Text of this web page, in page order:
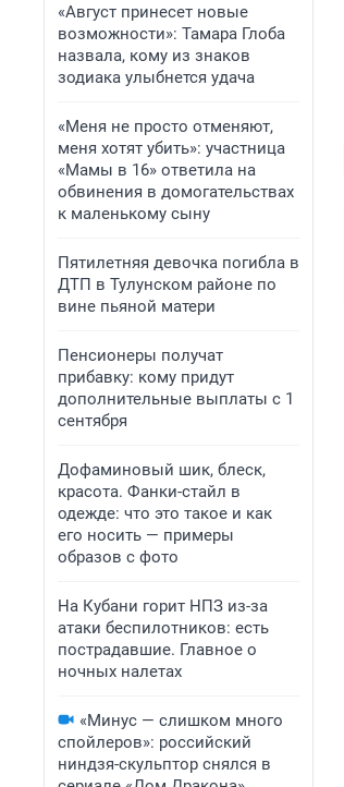
«Август принесет новые
возможности»: Тамара Глоба
назвала, кому из знаков
зодиака улыбнется удача
«Меня не просто отменяют,
меня хотят убить»: участница
«Мамы в 16» ответила на
обвинения в домогательствах
к маленькому сыну
Пятилетняя девочка погибла в
ДТП в Тулунском районе по
вине пьяной матери
Пенсионеры получат
прибавку: кому придут
дополнительные выплаты с 1
сентября
Дофаминовый шик, блеск,
красота. Фанки-стайл в
одежде: что это такое и как
его носить — примеры
образов с фото
На Кубани горит НПЗ из-за
атаки беспилотников: есть
пострадавшие. Главное о
ночных налетах
«Минус — слишком много
спойлеров»: российский
ниндзя-скульптор снялся в